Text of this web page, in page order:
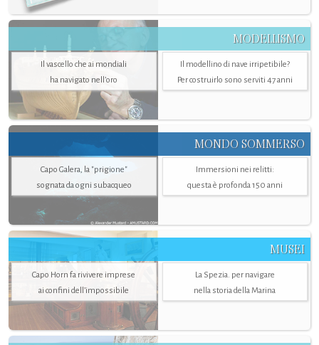
MODELLISMO
Il vascello che ai mondiali
ha navigato nell’oro
Il modellino di nave irripetibile?
Per costruirlo sono serviti 47 anni
MONDO SOMMERSO
Capo Galera, la "prigione"
sognata da ogni subacqueo
Immersioni nei relitti:
questa è profonda 150 anni
MUSEI
Capo Horn fa rivivere imprese
ai confini dell’impossibile
La Spezia. per navigare
nella storia della Marina